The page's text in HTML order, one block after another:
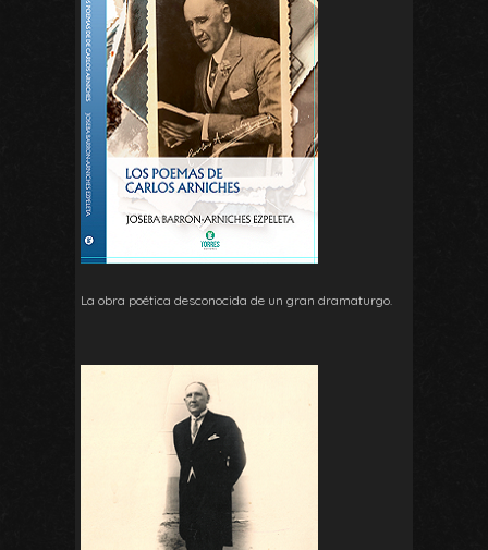
La obra poética desconocida de un gran dramaturgo.